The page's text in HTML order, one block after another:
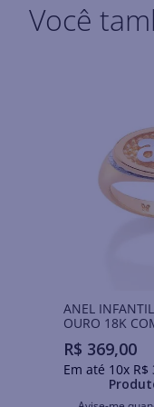
Você
ANEL
OURO 18K
R$ 369,00
Em até 10x R$